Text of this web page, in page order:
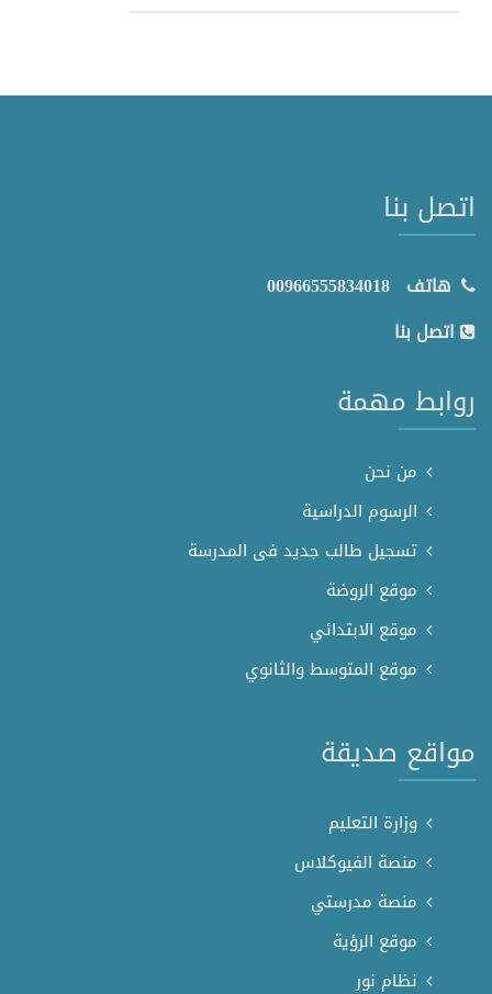
اتصل بنا
هاتف 00966555834018
اتصل بنا
روابط مهمة
من نحن
الرسوم الدراسية
تسجيل طالب جديد فى المدرسة
موقع الروضة
موقع الابتدائي
موقع المتوسط والثانوي
مواقع صديقة
وزارة التعليم
منصة الفيوكلاس
منصة مدرستي
موقع الرؤية
نظام نور